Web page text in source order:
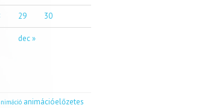
dec »
29 30
animációelőzetes